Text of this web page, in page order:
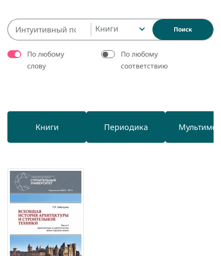
Книги Поиск
По любому
слову
По любому
соответствию
Книги Периодика